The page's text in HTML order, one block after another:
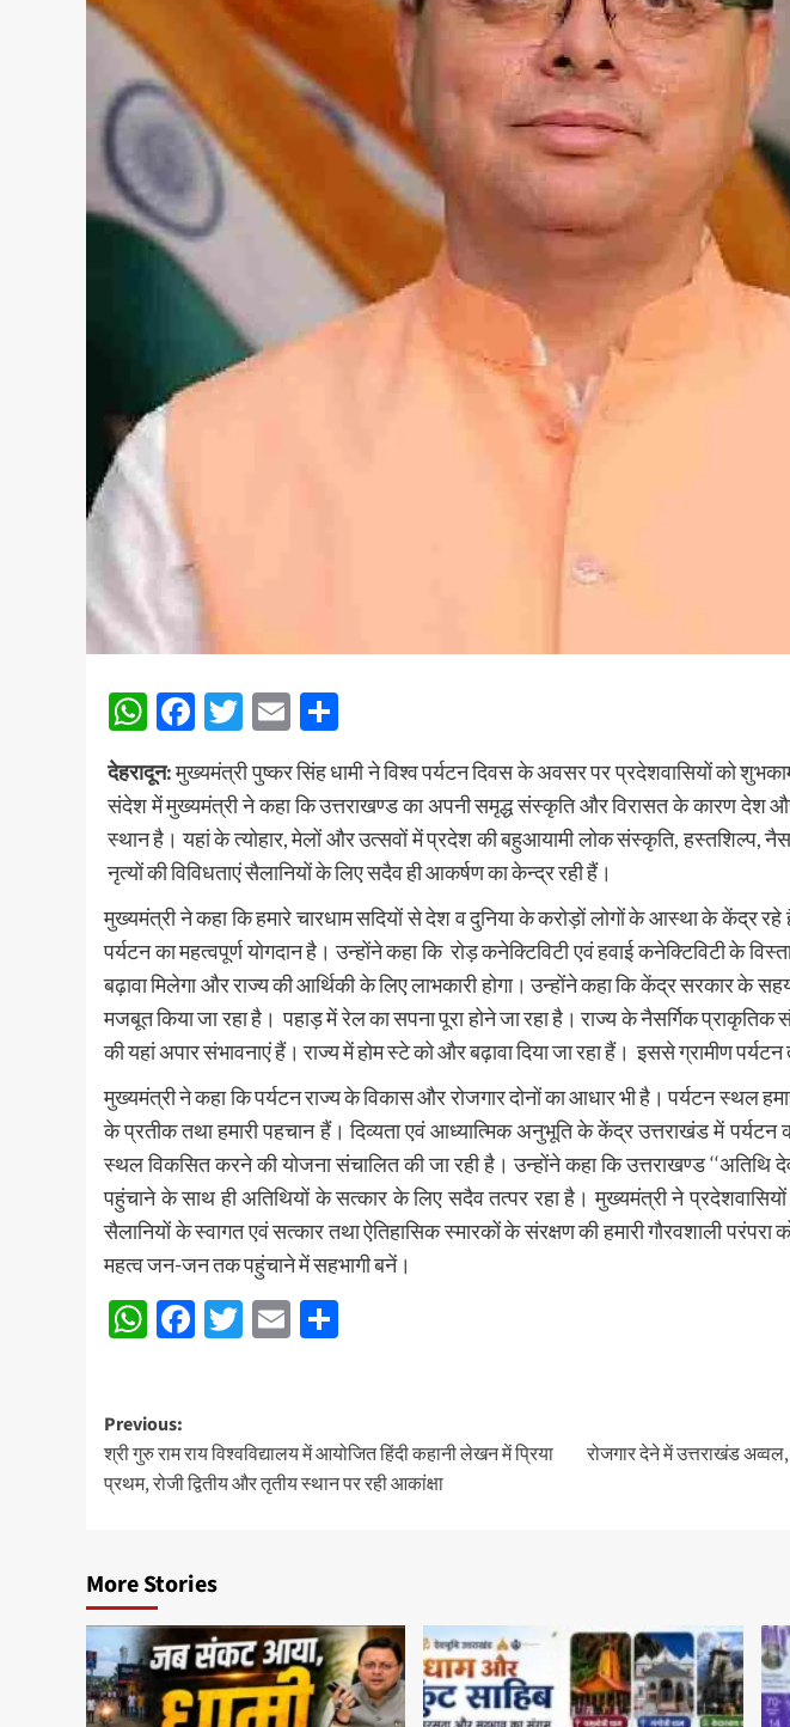
WhatsApp
Facebook
Twitter
Email
देहरादून:मुख्यमंत्री पुष्कर सिंह धामी ने विश्व पर्यटन दिवस के अवसर पर प्रदेशवासियों को
संदेश में मुख्यमंत्री ने कहा कि उत्तराखण्ड का अपनी समृद्ध संस्कृति और विरासत के कारण देश
स्थान है। यहां के त्योहार, मेलों और उत्सवों में प्रदेश की बहुआयामी लोक संस्कृति, हस्तशिल्प,
नृत्यों की विविधताएं सैलानियों के लिए सदैव ही आकर्षण का केन्द्र रही हैं।
मुख्यमंत्री ने कहा कि हमारे चारधाम सदियों से देश व दुनिया के करोड़ों लोगों के आस्था के केंद्र
पर्यटन का महत्वपूर्ण योगदान है। उन्होंने कहा कि रोड़ कनेक्टिविटी एवं हवाई कनेक्टिविटी के
बढ़ावा मिलेगा और राज्य की आर्थिकी के लिए लाभकारी होगा। उन्होंने कहा कि केंद्र सरकार के
मजबूत किया जा रहा है। पहाड़ में रेल का सपना पूरा होने जा रहा है। राज्य के नैसर्गिक प्राकृतिक
की यहां अपार संभावनाएं हैं। राज्य में होम स्टे को और बढ़ावा दिया जा रहा हैं। इससे ग्रामीण
मुख्यमंत्री ने कहा कि पर्यटन राज्य के विकास और रोजगार दोनों का आधार भी है। पर्यटन स्थल
के प्रतीक तथा हमारी पहचान हैं। दिव्यता एवं आध्यात्मिक अनुभूति के केंद्र उत्तराखंड में पर्यटन
स्थल विकसित करने की योजना संचालित की जा रही है। उन्होंने कहा कि उत्तराखण्ड ‘‘अतिथि
पहुंचाने के साथ ही अतिथियों के सत्कार के लिए सदैव तत्पर रहा है। मुख्यमंत्री ने
सैलानियों के स्वागत एवं सत्कार तथा ऐतिहासिक स्मारकों के संरक्षण की हमारी गौरवशाली परंपरा
महत्व जन-जन तक पहुंचाने में सहभागी बनें।
WhatsApp
Facebook
Twitter
Email
Post
navigation
Previous:
श्री गुरु राम राय विश्वविद्यालय में आयोजित हिंदी कहानी लेखन में प्रिया
प्रथम, रोजी द्वितीय और तृतीय स्थान पर रही आकांक्षा
रोजगार देने में उत्तराखंड
More Stories